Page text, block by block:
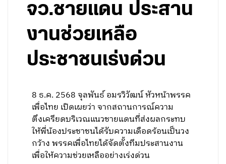
จว.ชายแดน ประสาน
งานช่วยเหลือ
ประชาชนเร่งด่วน
8 ธ.ค. 2568 จุลพันธ์ อมรวิวัฒน์ หัวหน้าพรรค
เพื่อไทย เปิดเผยว่า จากสถานการณ์ความ
ตึงเครียดบริเวณแนวชายแดนที่ส่งผลกระทบ
ให้พี่น้องประชาชนได้รับความเดือดร้อนเป็นวง
กว้าง พรรคเพื่อไทยได้จัดตั้งทีมประสานงาน
เพื่อให้ความช่วยเหลืออย่างเร่งด่วน